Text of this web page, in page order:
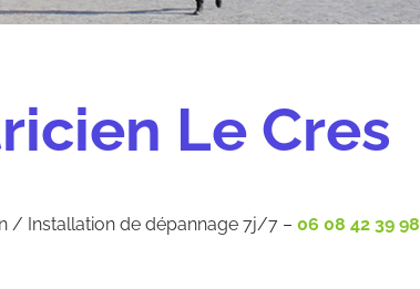
Le Cres
/ Installation de dépannage 7j/7 – 06 08 42 39 98